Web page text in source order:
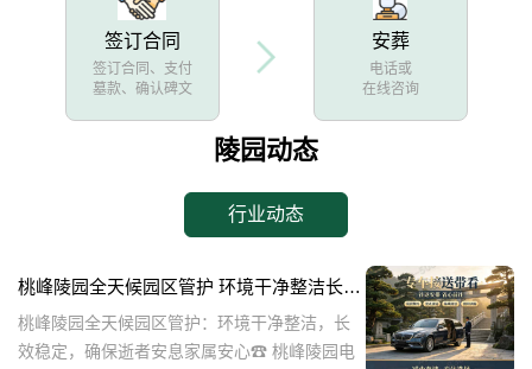
签订合同
签订合同、支付
墓款、确认碑文
安葬
电话或
在线咨询
陵园动态
行业动态
桃峰陵园全天候园区管护 环境干净整洁长效稳定，确保逝者安息家属安心
桃峰陵园全天候园区管护：环境干净整洁，长
效稳定，确保逝者安息家属安心☎ 桃峰陵园电